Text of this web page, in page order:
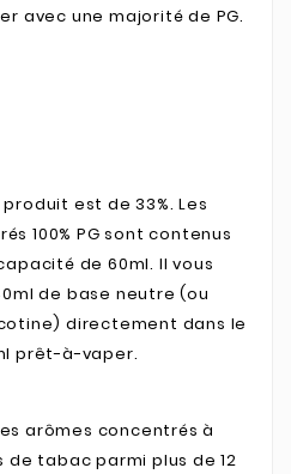
avec une majorité de PG.
est de 33%. Les
100% PG sont contenus
de 60ml. Il vous
de base neutre (ou
directement dans le
prêt-à-vaper.
arômes concentrés à
tabac parmi plus de 12